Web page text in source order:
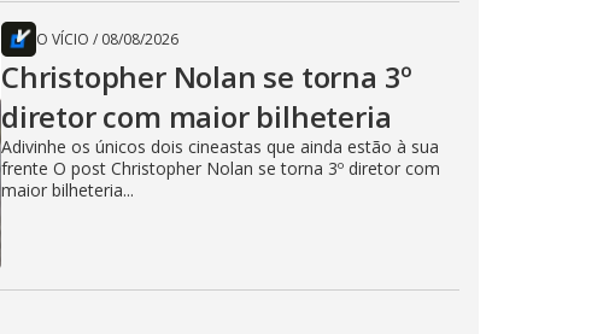
O VÍCIO / 08/08/2026
Christopher Nolan se torna 3º
diretor com maior bilheteria
Adivinhe os únicos dois cineastas que ainda estão à sua
frente O post Christopher Nolan se torna 3º diretor com
maior bilheteria...